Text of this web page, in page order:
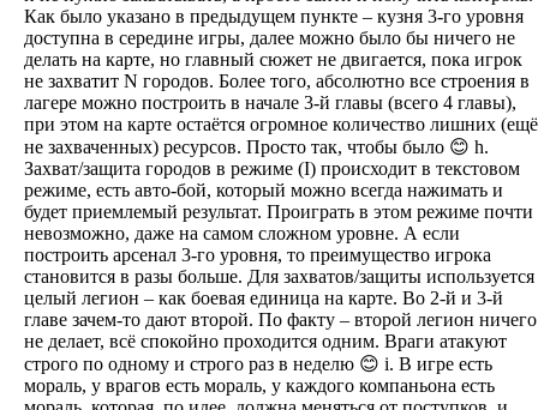
Как было указано в предыдущем пункте – кузня 3-го уровня
доступна в середине игры, далее можно было бы ничего не
делать на карте, но главный сюжет не двигается, пока игрок
не захватит N городов. Более того, абсолютно все строения в
лагере можно построить в начале 3-й главы (всего 4 главы),
при этом на карте остаётся огромное количество лишних (ещё
не захваченных) ресурсов. Просто так, чтобы было 😊 h.
Захват/защита городов в режиме (I) происходит в текстовом
режиме, есть авто-бой, который можно всегда нажимать и
будет приемлемый результат. Проиграть в этом режиме почти
невозможно, даже на самом сложном уровне. А если
построить арсенал 3-го уровня, то преимущество игрока
становится в разы больше. Для захватов/защиты используется
целый легион – как боевая единица на карте. Во 2-й и 3-й
главе зачем-то дают второй. По факту – второй легион ничего
не делает, всё спокойно проходится одним. Враги атакуют
строго по одному и строго раз в неделю 😊 i. В игре есть
мораль, у врагов есть мораль, у каждого компаньона есть